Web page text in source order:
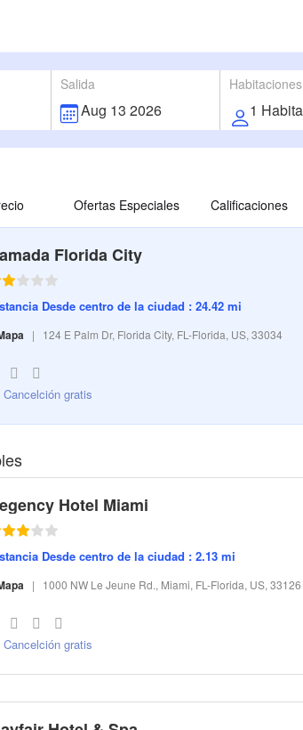
Salida Habitaciones
Ofertas Especiales Calificaciones
Florida City
Desde centro de la ciudad : 24.42 mi
| 124 E Palm Dr, Florida City, FL-Florida, US, 33034
Cancelción gratis
Hotel Miami
Desde centro de la ciudad : 2.13 mi
| 1000 NW Le Jeune Rd., Miami, FL-Florida, US, 33126
Cancelción gratis